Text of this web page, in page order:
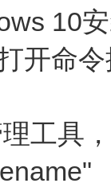
10
开命
工具